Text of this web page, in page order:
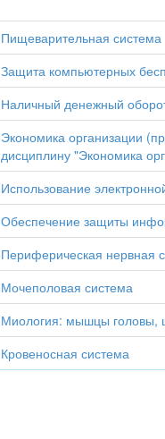
Пищеварительная система
Защита компьютерных
Наличный денежный
Экономика организации
дисциплину "Экономика
Использование
Обеспечение защиты
Периферическая нервная
Мочеполовая система
Миология: мышцы головы,
Кровеносная система